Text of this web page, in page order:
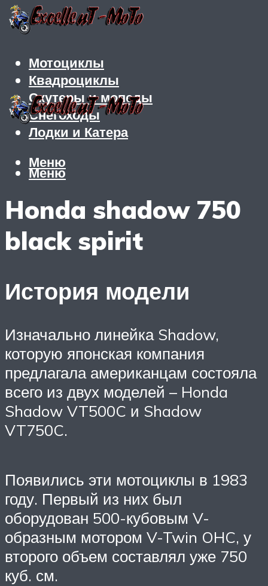
Мотоциклы
Квадроциклы
Скутеры и мопеды
Снегоходы
Лодки и Катера
Меню
Меню
Honda shadow 750
black spirit
История модели
Изначально линейка Shadow,
которую японская компания
предлагала американцам состояла
всего из двух моделей – Honda
Shadow VT500C и Shadow
VT750C.
Появились эти мотоциклы в 1983
году. Первый из них был
оборудован 500-кубовым V-
образным мотором V-Twin OHC, у
второго объем составлял уже 750
куб. см.